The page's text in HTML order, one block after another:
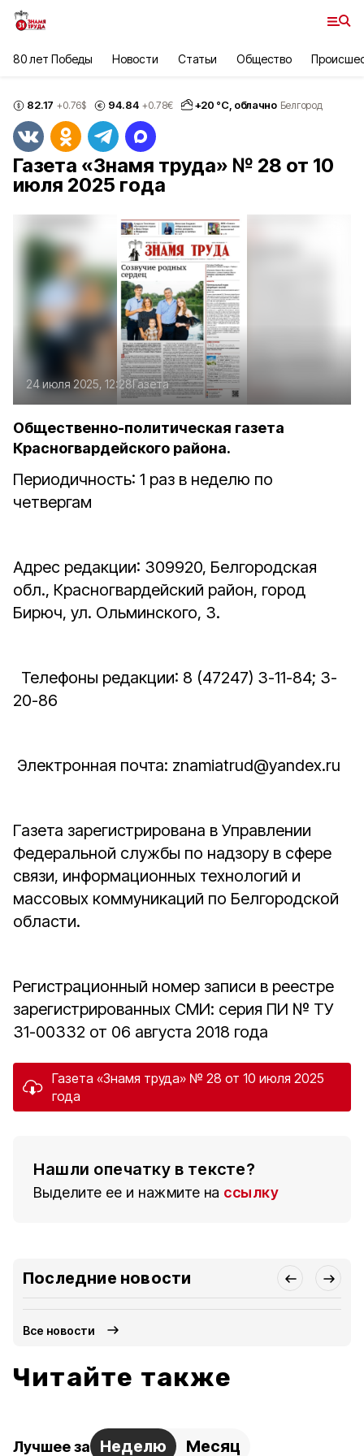
80 лет Победы Новости Статьи Общество
82.17 +0.76$ 94.84 +0.78€ +20 °С, облачно Белгород
Газета «Знамя труда» № 28 от 10
июля 2025 года
24 июля 2025, 12:28Газета
Общественно-политическая газета
Красногвардейского района.
Периодичность: 1 раз в неделю по
четвергам
Адрес редакции: 309920, Белгородская
обл., Красногвардейский район, город
Бирюч, ул. Ольминского, 3.
Телефоны редакции: 8 (47247) 3-11-84; 3-
20-86
Электронная почта: znamiatrud@yandex.ru
Газета зарегистрирована в Управлении
Федеральной службы по надзору в сфере
связи, информационных технологий и
массовых коммуникаций по Белгородской
области.
Регистрационный номер записи в реестре
зарегистрированных СМИ: серия ПИ № ТУ
31-00332 от 06 августа 2018 года
Газета «Знамя труда» № 28 от 10 июля 2025
года
Нашли опечатку в тексте?
Выделите ее и нажмите на ссылку
Последние новости
Все новости
Читайте также
Лучшее за Неделю Месяц